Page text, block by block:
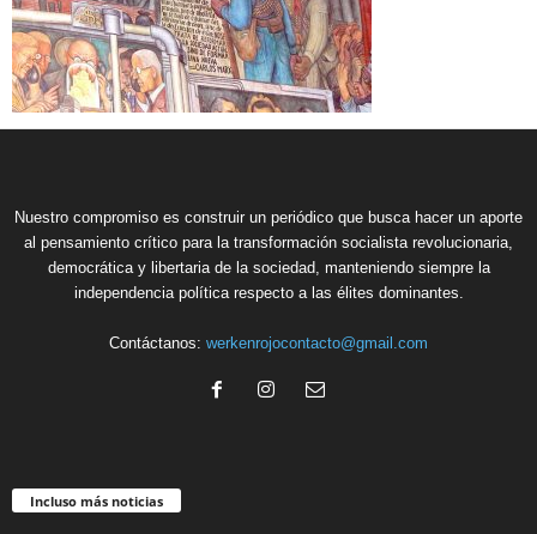
Nuestro compromiso es construir un periódico que busca hacer un aporte
al pensamiento crítico para la transformación socialista revolucionaria,
democrática y libertaria de la sociedad, manteniendo siempre la
independencia política respecto a las élites dominantes.
Contáctanos: werkenrojocontacto@gmail.com
Incluso más noticias